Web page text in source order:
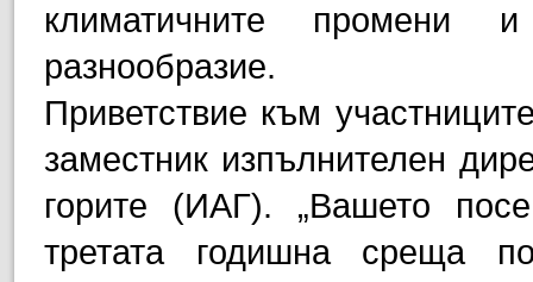
климатичните промени
разнообразие.
Приветствие към
заместник изпълнителен
горите (ИАГ). „Вашето
третата годишна среща